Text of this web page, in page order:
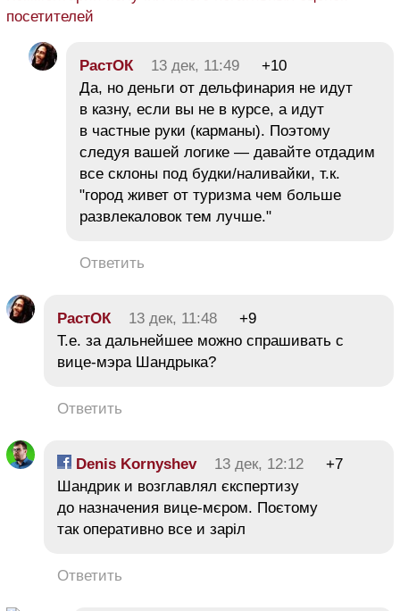
посетителей
РастОК 13 дек, 11:49
+10
Да, но деньги от дельфинария не идут
в казну, если вы не в курсе, а идут
в частные руки (карманы). Поэтому
следуя вашей логике — давайте отдадим
все склоны под будки/наливайки, т.к.
"город живет от туризма чем больше
развлекаловок тем лучше."
Ответить
РастОК 13 дек, 11:48
+9
Т.е. за дальнейшее можно спрашивать с
вице-мэра Шандрыка?
Ответить
Denis Kornyshev 13 дек, 12:12
+7
Шандрик и возглавлял єкспертизу
до назначения вице-мєром. Поєтому
так оперативно все и заріл
Ответить